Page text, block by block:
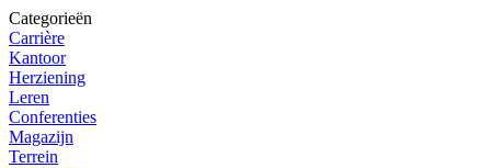
Categorieën
Carrière
Kantoor
Herziening
Leren
Conferenties
Magazijn
Terrein